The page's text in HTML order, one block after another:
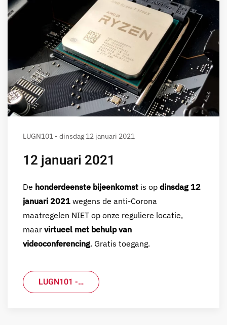
LUGN101 - dinsdag 12 januari 2021
12 januari 2021
De honderdeenste bijeenkomst is op dinsdag 12
januari 2021 wegens de anti-Corona
maatregelen NIET op onze reguliere locatie,
maar virtueel met behulp van
videoconferencing. Gratis toegang.
LUGN101 -…